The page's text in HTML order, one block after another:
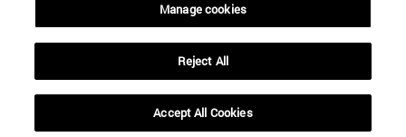
Manage cookies
Reject All
Accept All Cookies